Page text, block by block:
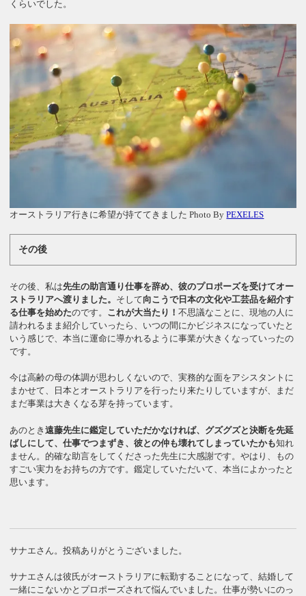
くらいでした。
オーストラリア行きに希望が持ててきました Photo ByPEXELES
その後
その後、私は先生の助言通り仕事を辞め、彼のプロポーズを受けてオー
ストラリアへ渡りました。 そして向こうで日本の文化や工芸品を紹介す
る仕事を始めたのです。 これが大当たり！不思議なことに、現地の人に
請われるまま紹介していったら、いつの間にかビジネスになっていたと
いう感じで、本当に運命に導かれるように事業が大きくなっていったの
です。
今は高齢の母の体調が思わしくないので、実務的な面をアシスタントに
まかせて、日本とオーストラリアを行ったり来たりしていますが、まだ
まだ事業は大きくなる芽を持っています。
あのとき遠藤先生に鑑定していただかなければ、グズグズと決断を先延
ばしにして、仕事でつまずき、彼との仲も壊れてしまっていたかも知れ
ません。的確な助言をしてくださった先生に大感謝です。やはり、もの
すごい実力をお持ちの方です。鑑定していただいて、本当によかったと
思います。
サナエさん。投稿ありがとうございました。
サナエさんは彼氏がオーストラリアに転勤することになって、結婚して
一緒にこないかとプロポーズされて悩んでいました。仕事が勢いにのっ